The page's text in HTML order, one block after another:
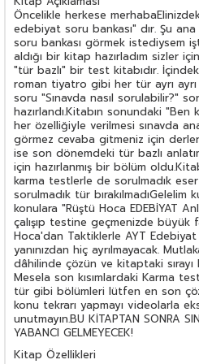
Öncelikle herkese
edebiyat soru bankası" dır. Şu
soru bankası görmek istediysem
aldığı bir kitap hazırladım sizler
"tür bazlı" bir test kitabıdır.
roman tiyatro gibi her tür ayrı ayrı
soru "Sınavda nasıl sorulabilir?"
hazırlandı.Kitabın sonundaki "Ben
her özelliğiyle verilmesi sınavda
görmez cevaba gitmeniz için
ise son dönemdeki tür bazlı
için hazırlanmış bir bölüm
karma testlerle de sorulmadık
sorulmadık tür bırakılmadıGelelim
konulara "Rüştü Hoca EDEBİYAT
çalışıp testine geçmenizde büyük
Hoca'dan Taktiklerle AYT
yanınızdan hiç ayrılmayacak.
dâhilinde çözün ve kitaptaki
Mesela son kısımlardaki Karma
tür gibi bölümleri lütfen en son
konu tekrarı yapmayı videolarla
unutmayın.BU KİTAPTAN SONRA
YABANCI GELMEYECEK!
Kitap Özellikleri